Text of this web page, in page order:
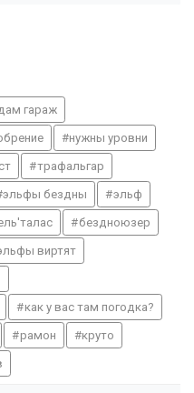
гараж
нужны уровни
трафальгар
эльфы бездны эльф
бездноюзер
виртят
как у вас там погодка?
рамон круто